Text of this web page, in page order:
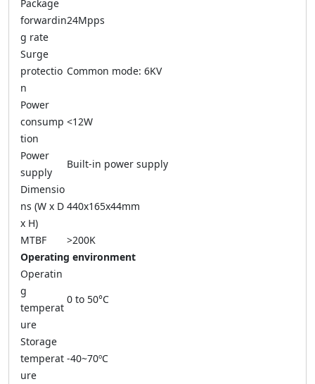
Package
forwardin
g rate
24Mpps
Surge
protectio
n
Common mode: 6KV
Power
consump
tion
<12W
Power
supply
Built-in power supply
Dimensio
ns (W x D
x H)
440x165x44mm
MTBF
>200K
Operating environment
Operatin
g
temperat
ure
0 to 50°C
Storage
temperat
ure
-40~70ºC